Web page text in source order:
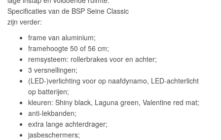
Specificaties van de BSP Seine Classic
zijn verder:
frame van aluminium;
framehoogte 50 of 56 cm;
remsysteem: rollerbrakes voor en achter;
3 versnellingen;
(LED-)verlichting voor op naafdynamo, LED-achterlicht
op batterijen;
kleuren: Shiny black, Laguna green, Valentine red mat;
anti-lekbanden;
extra lange achterdrager;
jasbeschermers;